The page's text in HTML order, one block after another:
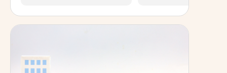
は近年問題になって
欲しくない